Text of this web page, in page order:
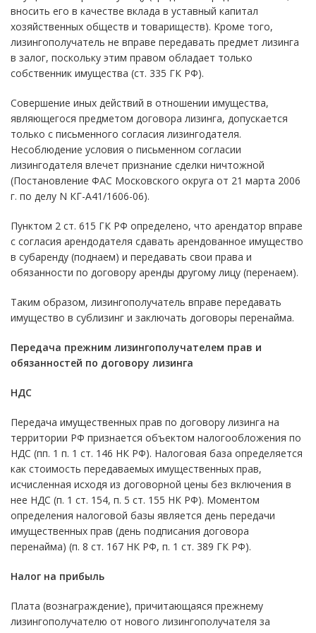
вносить его в качестве вклада в уставный капитал
хозяйственных обществ и товариществ). Кроме того,
лизингополучатель не вправе передавать предмет лизинга
в залог, поскольку этим правом обладает только
собственник имущества (ст. 335 ГК РФ).
Совершение иных действий в отношении имущества,
являющегося предметом договора лизинга, допускается
только с письменного согласия лизингодателя.
Несоблюдение условия о письменном согласии
лизингодателя влечет признание сделки ничтожной
(Постановление ФАС Московского округа от 21 марта 2006
г. по делу N КГ-А41/1606-06).
Пунктом 2 ст. 615 ГК РФ определено, что арендатор вправе
с согласия арендодателя сдавать арендованное имущество
в субаренду (поднаем) и передавать свои права и
обязанности по договору аренды другому лицу (перенаем).
Таким образом, лизингополучатель вправе передавать
имущество в сублизинг и заключать договоры перенайма.
Передача прежним лизингополучателем прав и
обязанностей по договору лизинга
НДС
Передача имущественных прав по договору лизинга на
территории РФ признается объектом налогообложения по
НДС (пп. 1 п. 1 ст. 146 НК РФ). Налоговая база определяется
как стоимость передаваемых имущественных прав,
исчисленная исходя из договорной цены без включения в
нее НДС (п. 1 ст. 154, п. 5 ст. 155 НК РФ). Моментом
определения налоговой базы является день передачи
имущественных прав (день подписания договора
перенайма) (п. 8 ст. 167 НК РФ, п. 1 ст. 389 ГК РФ).
Налог на прибыль
Плата (вознаграждение), причитающаяся прежнему
лизингополучателю от нового лизингополучателя за